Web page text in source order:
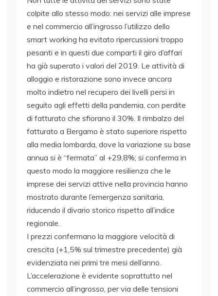
colpite allo stesso modo: nei servizi alle imprese
e nel commercio all’ingrosso l’utilizzo dello
smart working ha evitato ripercussioni troppo
pesanti e in questi due comparti il giro d’affari
ha già superato i valori del 2019. Le attività di
alloggio e ristorazione sono invece ancora
molto indietro nel recupero dei livelli persi in
seguito agli effetti della pandemia, con perdite
di fatturato che sfiorano il 30%. Il rimbalzo del
fatturato a Bergamo è stato superiore rispetto
alla media lombarda, dove la variazione su base
annua si è “fermata” al +29,8%; si conferma in
questo modo la maggiore resilienza che le
imprese dei servizi attive nella provincia hanno
mostrato durante l’emergenza sanitaria,
riducendo il divario storico rispetto all’indice
regionale.
I prezzi confermano la maggiore velocità di
crescita (+1,5% sul trimestre precedente) già
evidenziata nei primi tre mesi dell’anno.
L’accelerazione è evidente soprattutto nel
commercio all’ingrosso, per via delle tensioni